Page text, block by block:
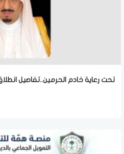
تحت رعاية خادم الحرمين..تفاصيل